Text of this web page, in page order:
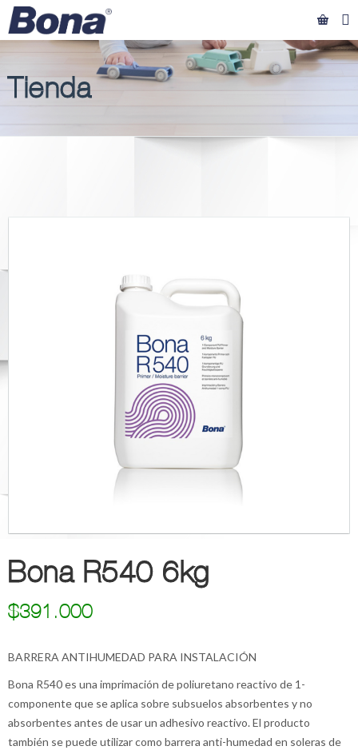
Tienda
Bona R540 6kg
$391.000
BARRERA ANTIHUMEDAD PARA INSTALACIÓN
Bona R540 es una imprimación de poliuretano reactivo de 1-
componente que se aplica sobre subsuelos absorbentes y no
absorbentes antes de usar un adhesivo reactivo. El producto
también se puede utilizar como barrera anti-humedad en soleras de